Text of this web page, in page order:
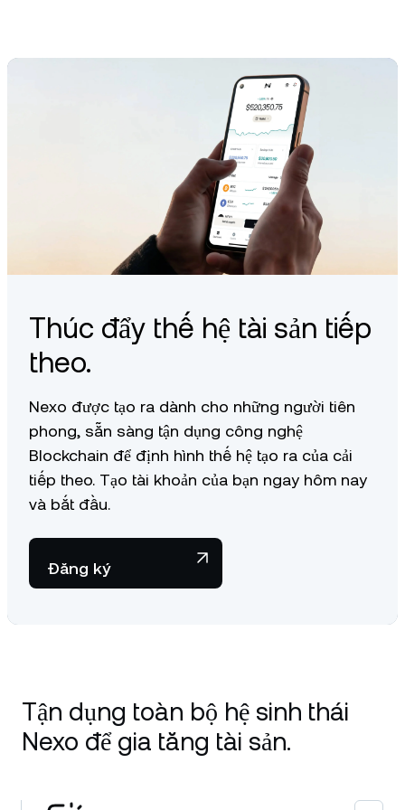
Thúc đẩy thế hệ tài sản tiếp
theo.
Nexo được tạo ra dành cho những người tiên
phong, sẵn sàng tận dụng công nghệ
Blockchain để định hình thế hệ tạo ra của cải
tiếp theo. Tạo tài khoản của bạn ngay hôm nay
và bắt đầu.
Đăng ký
Tận dụng toàn bộ hệ sinh thái
Nexo để gia tăng tài sản.